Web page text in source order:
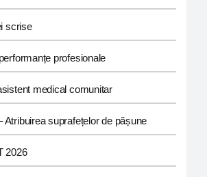
scrise
profesionale
medical comunitar
Atribuirea suprafețelor de pășune
2026